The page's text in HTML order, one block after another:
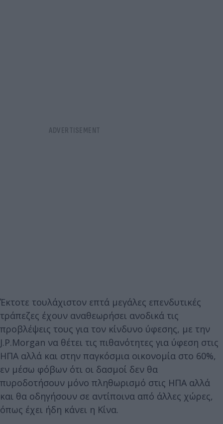
Έκτοτε τουλάχιστον επτά μεγάλες επενδυτικές
τράπεζες έχουν αναθεωρήσει ανοδικά τις
προβλέψεις τους για τον κίνδυνο ύφεσης, με την
J.P.Morgan να θέτει τις πιθανότητες για ύφεση στις
ΗΠΑ αλλά και στην παγκόσμια οικονομία στο 60%,
εν μέσω φόβων ότι οι δασμοί δεν θα
πυροδοτήσουν μόνο πληθωρισμό στις ΗΠΑ αλλά
και θα οδηγήσουν σε αντίποινα από άλλες χώρες,
όπως έχει ήδη κάνει η Κίνα.